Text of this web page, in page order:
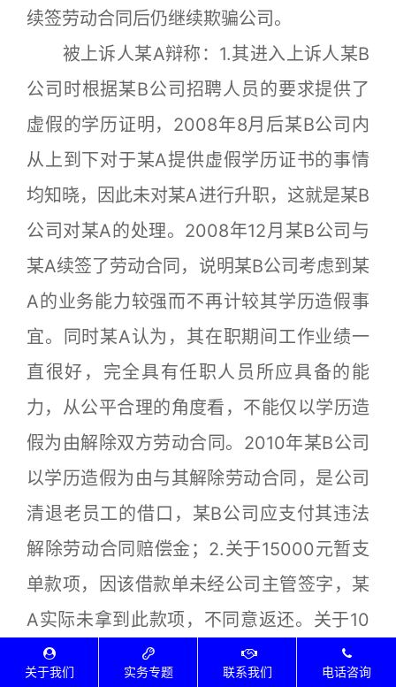
续签劳动合同后仍继续欺骗公司。
被上诉人某A辩称：1.其进入上诉人某B
公司时根据某B公司招聘人员的要求提供了
虚假的学历证明，2008年8月后某B公司内
从上到下对于某A提供虚假学历证书的事情
均知晓，因此未对某A进行升职，这就是某B
公司对某A的处理。2008年12月某B公司与
某A续签了劳动合同，说明某B公司考虑到某
A的业务能力较强而不再计较其学历造假事
宜。同时某A认为，其在职期间工作业绩一
直很好，完全具有任职人员所应具备的能
力，从公平合理的角度看，不能仅以学历造
假为由解除双方劳动合同。2010年某B公司
以学历造假为由与其解除劳动合同，是公司
清退老员工的借口，某B公司应支付其违法
解除劳动合同赔偿金；2.关于15000元暂支
单款项，因该借款单未经公司主管签字，某
A实际未拿到此款项，不同意返还。关于10
000元暂支单款项，某B公司操作流程规定
关于我们 实务专题 联系我们 电话咨询